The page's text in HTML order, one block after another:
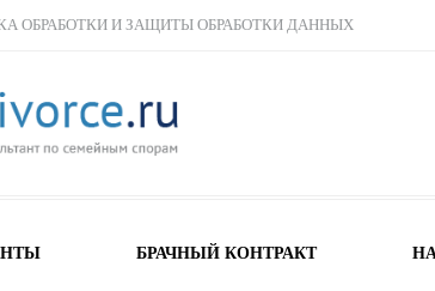
ОБРАБОТКИ И ЗАЩИТЫ ОБРАБОТКИ ДАННЫХ
БРАЧНЫЙ КОНТРАКТ